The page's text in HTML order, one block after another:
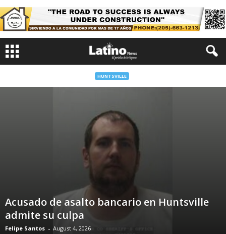
HUNTSVILLE
Acusado de asalto bancario en Huntsville
admite su culpa
Felipe Santos - August 4, 2026